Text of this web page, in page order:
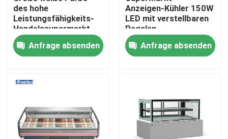
Treten Sie mit uns in Verbindung
Nachrichten
Handelssupermarkt-Kühlschrank
des hohe
Leistungsfähigkeits-
Handelssupermarkt-
Kühlschrank-R22
Anfrage absenden
Anzeigen-Kühler 150W
LED mit verstellbaren
Regalen
Anfrage absenden